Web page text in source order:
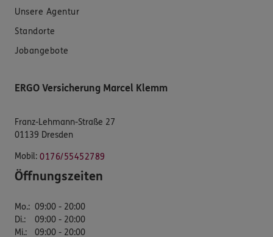
Unsere Agentur
Standorte
Jobangebote
ERGO Versicherung Marcel Klemm
Franz-Lehmann-Straße 27
01139 Dresden
Mobil: 0176/55452789
Öffnungszeiten
Mo.: 09:00 - 20:00
Di.:
09:00 - 20:00
Mi.:
09:00 - 20:00